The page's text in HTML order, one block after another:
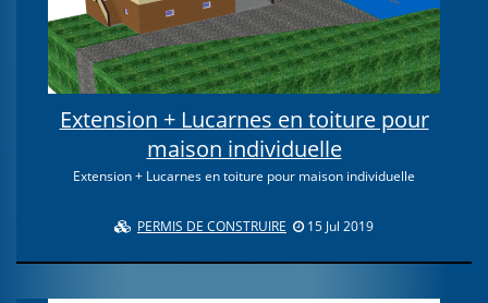
Extension + Lucarnes en toiture pour
maison individuelle
Extension + Lucarnes en toiture pour maison individuelle
PERMIS DE CONSTRUIRE 15 Jul 2019